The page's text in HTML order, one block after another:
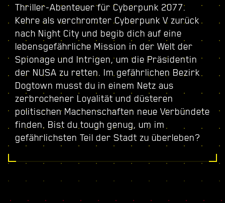
Thriller-Abenteuer für Cyberpunk 2077.
Kehre als verchromter Cyberpunk V zurück
nach Night City und begib dich auf eine
lebensgefährliche Mission in der Welt der
Spionage und Intrigen, um die Präsidentin
der NUSA zu retten. Im gefährlichen Bezirk
Dogtown musst du in einem Netz aus
zerbrochener Loyalität und düsteren
politischen Machenschaften neue Verbündete
finden. Bist du tough genug, um im
gefährlichsten Teil der Stadt zu überleben?